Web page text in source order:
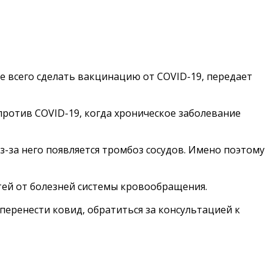
сделать вакцинацию от COVID-19, передает
COVID-19, когда хроническое заболевание
за него появляется тромбоз сосудов. Имено поэтому
от болезней системы кровообращения.
ковид, обратиться за консультацией к